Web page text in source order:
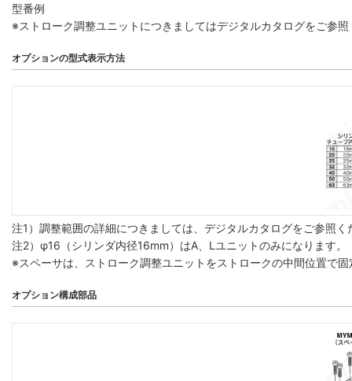
型番例
※ストローク調整ユニットにつきましてはデジタルカタログをご参照
オプションの型式表示方法
注1）調整範囲の詳細につきましては、デジタルカタログをご参照く
注2）φ16（シリンダ内径16mm）はA、Lユニットのみになります。
※スペーサは、ストローク調整ユニットをストロークの中間位置で
オプション構成部品